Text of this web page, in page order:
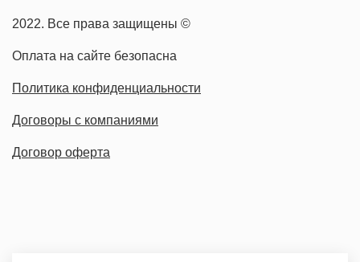
2022. Все права защищены ©
Оплата на сайте безопасна
Политика конфиденциальности
Договоры с компаниями
Договор оферта